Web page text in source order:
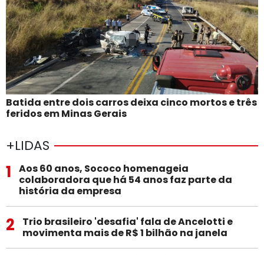
Batida entre dois carros deixa cinco mortos e três
feridos em Minas Gerais
+LIDAS
1
Aos 60 anos, Sococo homenageia
colaboradora que há 54 anos faz parte da
história da empresa
2
Trio brasileiro 'desafia' fala de Ancelotti e
movimenta mais de R$ 1 bilhão na janela